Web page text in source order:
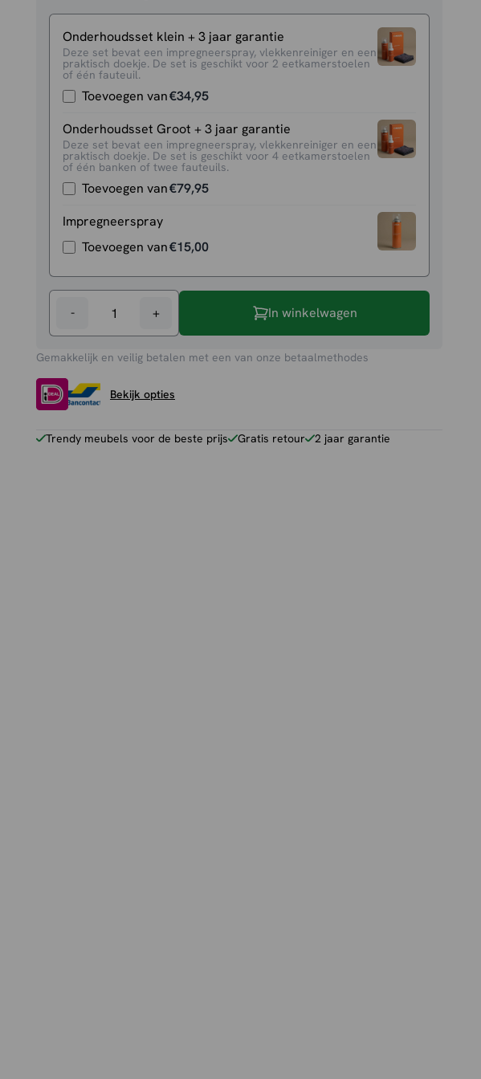
Onderhoudsset klein + 3 jaar garantie
Deze set bevat een impregneerspray, vlekkenreiniger en een
praktisch doekje. De set is geschikt voor 2 eetkamerstoelen
of één fauteuil.
Toevoegen van€34,95
Onderhoudsset Groot + 3 jaar garantie
Deze set bevat een impregneerspray, vlekkenreiniger en een
praktisch doekje. De set is geschikt voor 4 eetkamerstoelen
of één banken of twee fauteuils.
Toevoegen van€79,95
Impregneerspray
Toevoegen van€15,00
-
Ossana
-
Anouk
aantal
+ In winkelwagen
Gemakkelijk en veilig betalen met een van onze betaalmethodes
Bekijk opties
Trendy meubels voor de beste prijs Gratis retour 2 jaar garantie